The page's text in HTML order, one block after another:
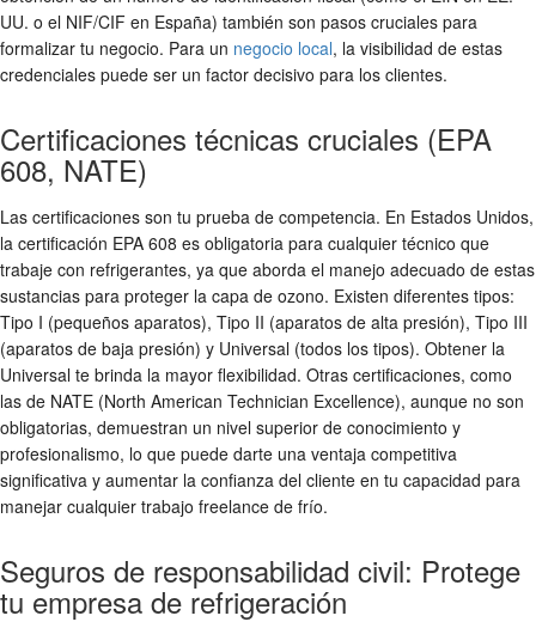
UU. o el NIF/CIF en España) también son pasos cruciales para
formalizar tu negocio. Para un negocio local, la visibilidad de estas
credenciales puede ser un factor decisivo para los clientes.
Certificaciones técnicas cruciales (EPA
608, NATE)
Las certificaciones son tu prueba de competencia. En Estados Unidos,
la certificación EPA 608 es obligatoria para cualquier técnico que
trabaje con refrigerantes, ya que aborda el manejo adecuado de estas
sustancias para proteger la capa de ozono. Existen diferentes tipos:
Tipo I (pequeños aparatos), Tipo II (aparatos de alta presión), Tipo III
(aparatos de baja presión) y Universal (todos los tipos). Obtener la
Universal te brinda la mayor flexibilidad. Otras certificaciones, como
las de NATE (North American Technician Excellence), aunque no son
obligatorias, demuestran un nivel superior de conocimiento y
profesionalismo, lo que puede darte una ventaja competitiva
significativa y aumentar la confianza del cliente en tu capacidad para
manejar cualquier trabajo freelance de frío.
Seguros de responsabilidad civil: Protege
tu empresa de refrigeración